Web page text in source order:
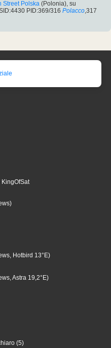
Street Polska (Polonia), su
PID:369/316 Polacco,317
KingOfSat
Hotbird 13°E)
Astra 19,2°E)
(5)